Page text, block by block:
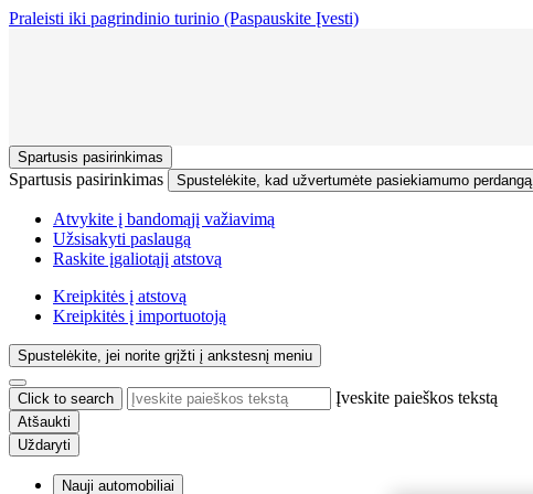
Praleisti iki pagrindinio turinio (Paspauskite Įvesti)
Spartusis pasirinkimas
Spartusis pasirinkimas Spustelėkite, kad užvertumėte pasiekiamumo perdangą
Atvykite į bandomąjį važiavimą
Užsisakyti paslaugą
Raskite įgaliotąjį atstovą
Kreipkitės į atstovą
Kreipkitės į importuotoją
Spustelėkite, jei norite grįžti į ankstesnį meniu
Click to search Įveskite paieškos tekstą
Atšaukti
Uždaryti
Nauji automobiliai